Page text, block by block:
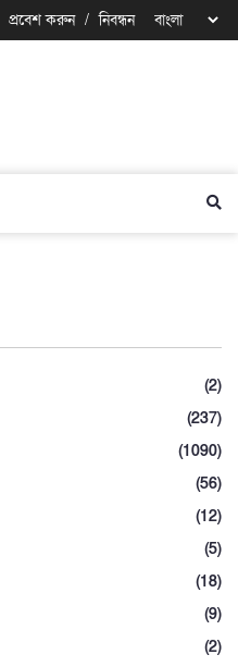
প্রবেশ করুন / নিবন্ধন
(2)
(237)
(1090)
(56)
(12)
(5)
(18)
(9)
(2)